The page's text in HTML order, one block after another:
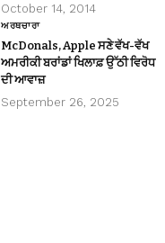
October 14, 2014
ਅਰਥਚਾਰਾ
McDonals, Apple ਸਣੇ ਵੱਖ-ਵੱਖ
ਅਮਰੀਕੀ ਬਰਾਂਡਾਂ ਖਿਲਾਫ਼ ਉੱਠੀ ਵਿਰੋਧ
ਦੀ ਆਵਾਜ਼
September 26, 2025